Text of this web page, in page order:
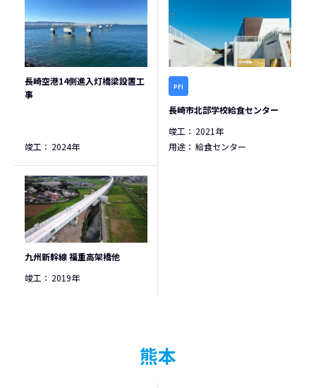
長崎空港14側進入灯橋梁設置工
事
竣工： 2024年
PFI
長崎市北部学校給食センター
竣工： 2021年
用途： 給食センター
九州新幹線 福重高架橋他
竣工： 2019年
熊本